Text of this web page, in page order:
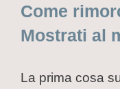
Come
Mostrati al
La prima cosa